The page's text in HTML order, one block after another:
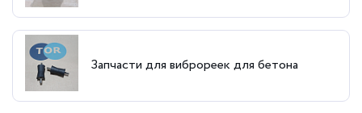
Запчасти для виброреек для бетона